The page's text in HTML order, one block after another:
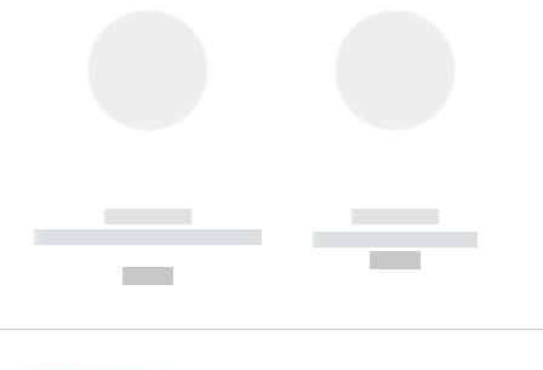
------------
----------- ----------- --------
------------
----------- -----------